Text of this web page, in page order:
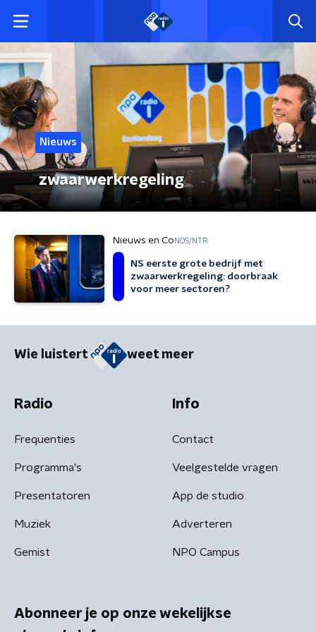
Nieuws
zwaarwerkregeling
Nieuws en Co NOS/NTR
NS eerste grote bedrijf met
zwaarwerkregeling: doorbraak
voor meer sectoren?
Wie luistert weet meer
Radio
Frequenties
Programma's
Presentatoren
Muziek
Gemist
Info
Contact
Veelgestelde vragen
App de studio
Adverteren
NPO Campus
Abonneer je op onze wekelijkse